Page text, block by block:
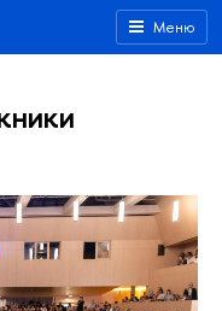
Меню